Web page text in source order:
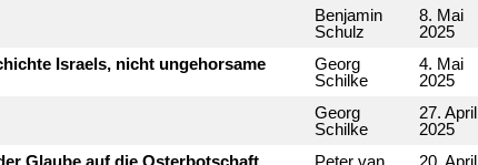
Benjamin
Schulz
8. Mai
2025
Israels, nicht ungehorsame
Georg
Schilke
4. Mai
2025
Georg
Schilke
27. April
2025
Glaube auf die Osterbotschaft Peter van 20. April